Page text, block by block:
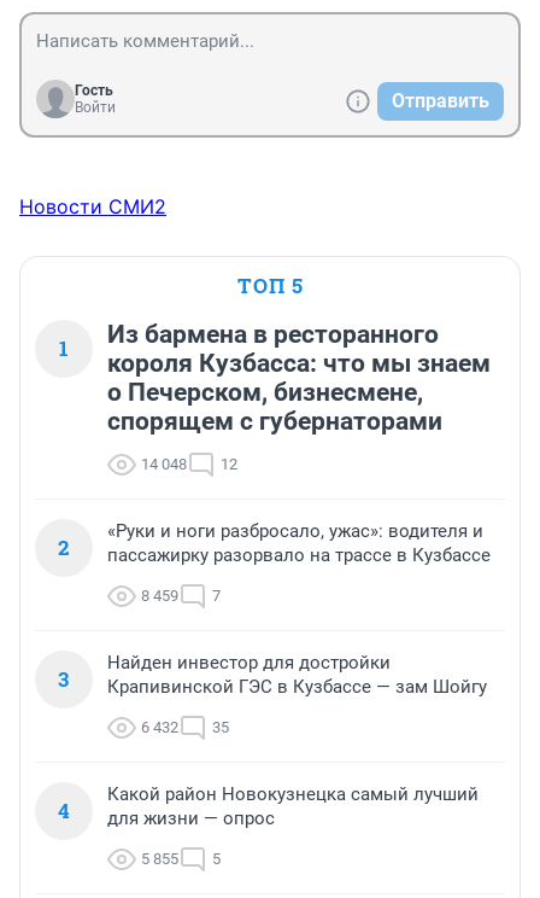
Гость
Войти
Отправить
Новости СМИ2
ТОП 5
1
Из бармена в ресторанного
короля Кузбасса: что мы знаем
о Печерском, бизнесмене,
спорящем с губернаторами
14 048 12
2
«Руки и ноги разбросало, ужас»: водителя и
пассажирку разорвало на трассе в Кузбассе
8 459 7
3
Найден инвестор для достройки
Крапивинской ГЭС в Кузбассе — зам Шойгу
6 432 35
4
Какой район Новокузнецка самый лучший
для жизни — опрос
5 855 5